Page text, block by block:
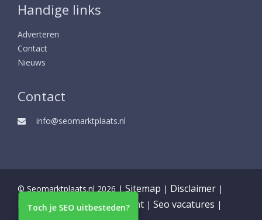
Handige links
Adverteren
Contact
Nieuws
Contact
info@seomarktplaats.nl
© Seomarktplaats.nl 2026 |Sitemap | Disclaimer |
Partners|Privacy statement | Seo vacatures |
Toch je SEO uitbesteden?